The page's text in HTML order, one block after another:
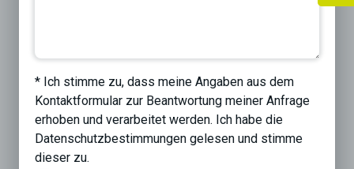
* Ich stimme zu, dass meine Angaben aus dem
Kontaktformular zur Beantwortung meiner Anfrage
erhoben und verarbeitet werden. Ich habe die
Datenschutzbestimmungen gelesen und stimme
dieser zu.